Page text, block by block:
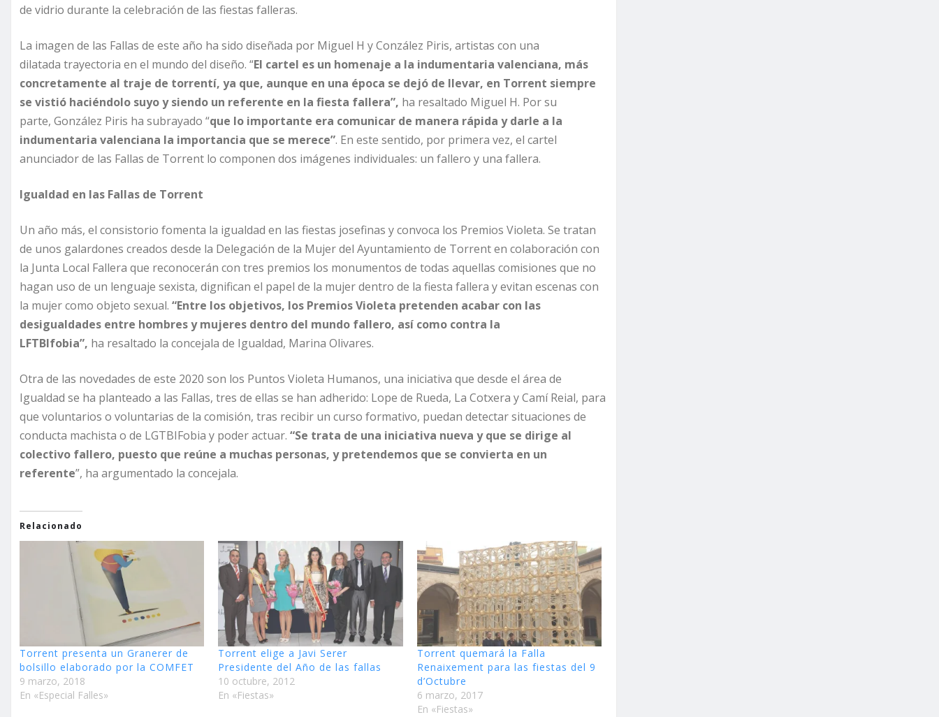
de vidrio durante la celebración de las fiestas falleras.
La imagen de las Fallas de este año ha sido diseñada por Miguel H y Conzález Piris, artistas con una
dilatada trayectoria en el mundo del diseño. “El cartel es un homenaje a la indumentaria valenciana, más
concretamente al traje de torrentí, ya que, aunque en una época se dejó de llevar, en Torrent siempre
se vistió haciéndolo suyoy siendo un referente en la fiesta fallera”, ha resaltado Miguel H. Por su
parte, González Piris ha subrayado “que lo importante era comunicar de manera rápida y darle a la
indumentaria valenciana la importancia que se merece”. En este sentido, por primera vez, el cartel
anunciador de las Fallas de Torrent lo componen dos imágenes individuales: un fallero y una fallera.
Igualdad en las Fallas de Torrent
Un año más, el consistorio fomenta la igualdad en las fiestas josefinas y convoca los Premios Violeta. Se tratan
de unos galardones creados desde la Delegación de la Mujer del Ayuntamiento de Torrent en colaboración con
la Junta Local Fallera que reconocerán con tres premios los monumentos de todas aquellas comisiones que no
hagan uso de un lenguaje sexista, dignifican el papel de la mujer dentro de la fiesta fallera y evitan escenas con
la mujer como objeto sexual. “Entre los objetivos, los Premios Violeta pretenden acabar con las
desigualdades entre hombres y mujeres dentro del mundo fallero, así como contra la
LFTBIfobia”, ha resaltado la concejala de Igualdad, Marina Olivares.
Otra de las novedades de este 2020 son los Puntos Violeta Humanos, una iniciativa que desde el área de
Igualdad se ha planteado a las Fallas, tres de ellas se han adherido: Lope de Rueda, La Cotxera y Camí Reial, para
que voluntarios o voluntarias de la comisión, tras recibir un curso formativo, puedan detectar situaciones de
conducta machista o de LGTBIFobia y poder actuar. “Se trata de una iniciativa nueva y que se dirige al
colectivo fallero, puesto que reúne a muchas personas, y pretendemos que se convierta en un
referente”, ha argumentado la concejala.
Relacionado
Torrent presenta un Granerer de
bolsillo elaborado por la COMFET
9 marzo, 2018
En «Especial Falles»
Torrent elige a Javi Serer
Presidente del Año de las fallas
10 octubre, 2012
En «Fiestas»
Torrent quemará la Falla
Renaixement para las fiestas del 9
d’Octubre
6 marzo, 2017
En «Fiestas»